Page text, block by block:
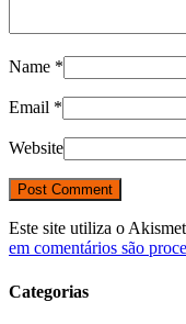
Name *
Email *
Website
Este site utiliza o
em comentários são
Categorias